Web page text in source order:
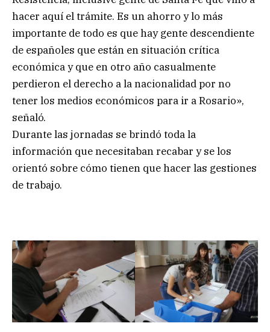
hacer aquí el trámite. Es un ahorro y lo más
importante de todo es que hay gente descendiente
de españoles que están en situación crítica
económica y que en otro año casualmente
perdieron el derecho a la nacionalidad por no
tener los medios económicos para ir a Rosario»,
señaló.
Durante las jornadas se brindó toda la
información que necesitaban recabar y se los
orientó sobre cómo tienen que hacer las gestiones
de trabajo.